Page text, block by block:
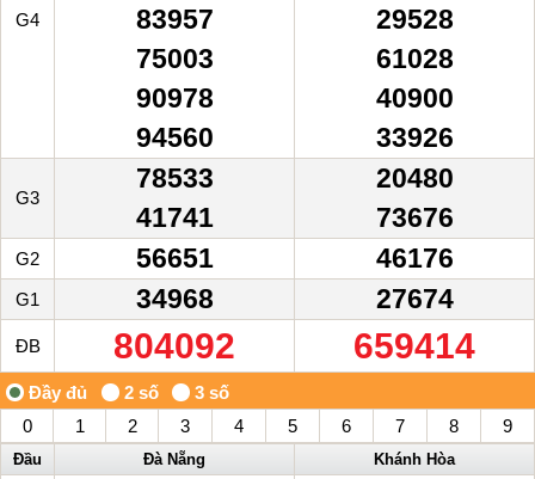
G4
83957
75003
90978
94560
29528
61028
40900
33926
G3
78533
41741
20480
73676
G2 56651 46176
G1 34968 27674
ĐB 804092 659414
0 1 2 3 4 5 6 7 8 9
Đầu Đà Nẵng Khánh Hòa